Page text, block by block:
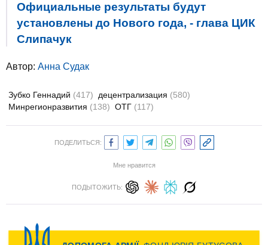
Официальные результаты будут
установлены до Нового года, - глава ЦИК
Слипачук
Автор: Анна Судак
Зубко Геннадий (417) децентрализация (580)
Минрегионразвития (138) ОТГ (117)
ПОДЕЛИТЬСЯ:
Мне нравится
ПОДЫТОЖИТЬ: